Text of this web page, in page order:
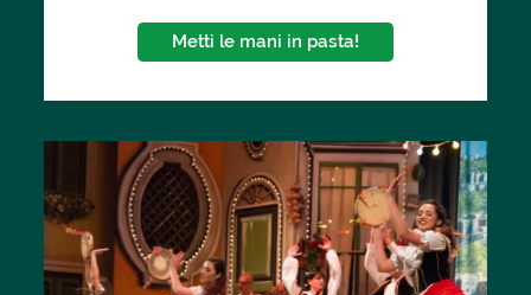
Metti le mani in pasta!